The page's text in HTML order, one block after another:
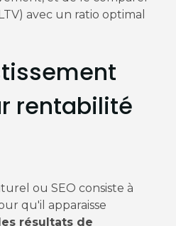
avec un ratio optimal
rentabilité
ou SEO consiste à
qu'il apparaisse
résultats de